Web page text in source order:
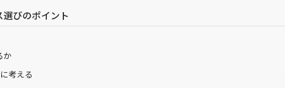
びのポイント
か
考える